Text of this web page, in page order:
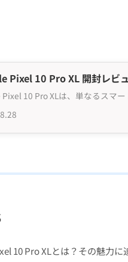
Pixel 10 Pro XL 開封レビ
Pixel 10 Pro XLは、単なるスマ
10 Pro XLとは？その魅力に